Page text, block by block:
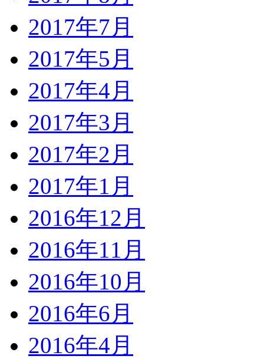
2017年7月
2017年5月
2017年4月
2017年3月
2017年2月
2017年1月
2016年12月
2016年11月
2016年10月
2016年6月
2016年4月